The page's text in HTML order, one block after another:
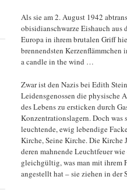
Als sie am 2. August 1942
obisidianschwarze Eishauch aus
Europa in ihrem brutalen Griff
brennendsten
a candle in the wind …
Zwar ist den Nazis bei Edith
Leidensgenossen die physische
des Lebens zu ersticken durch
Konzentrationslagern. Doch was
leuchtende, ewig lebendige
Kirche, Seine Kirche. Die Kirche
deren mahnende Leuchtfeuer
gleichgültig, was man mit ihrem
angestellt hat – sie ziehen in der